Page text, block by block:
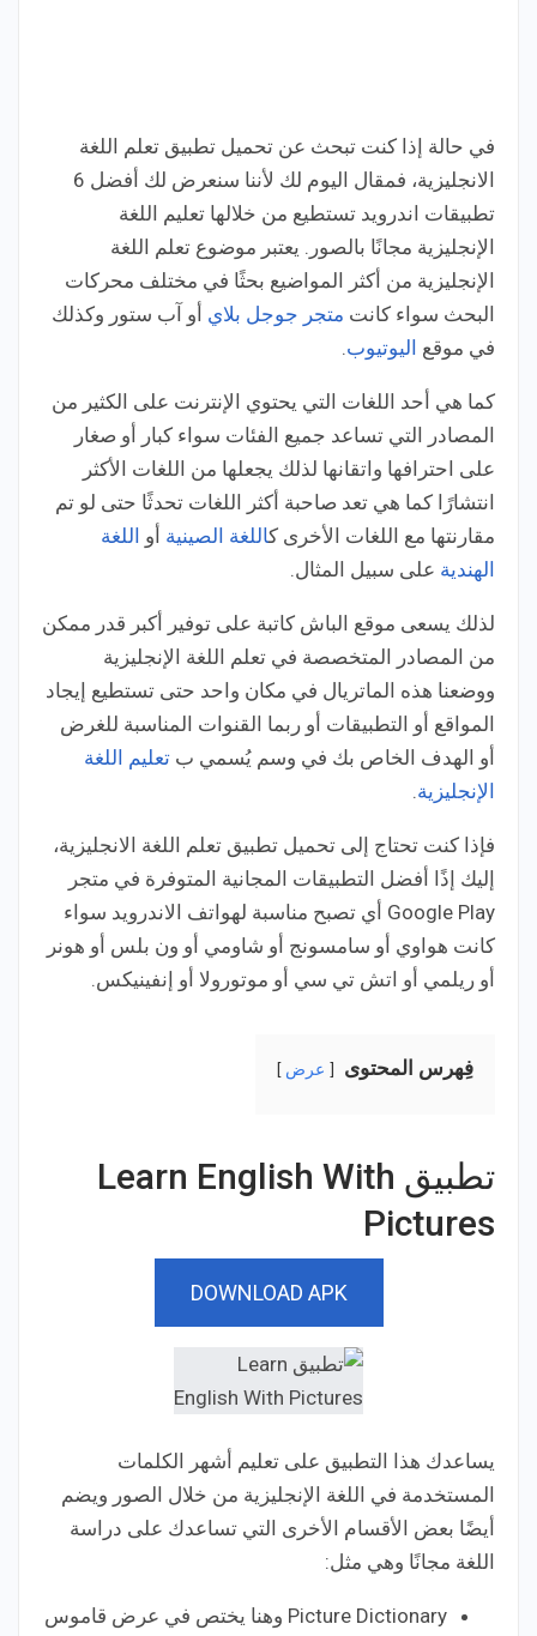
في حالة إذا كنت تبحث عن تحميل تطبيق تعلم اللغة
الانجليزية، فمقال اليوم لك لأننا سنعرض لك أفضل 6
تطبيقات اندرويد تستطيع من خلالها تعليم اللغة
الإنجليزية مجانًا بالصور. يعتبر موضوع تعلم اللغة
الإنجليزية من أكثر المواضيع بحثًا في مختلف محركات
البحث سواء كانت متجر جوجل بلاي أو آب ستور وكذلك
في موقع اليوتيوب.
كما هي أحد اللغات التي يحتوي الإنترنت على الكثير من
المصادر التي تساعد جميع الفئات سواء كبار أو صغار
على احترافها واتقانها لذلك يجعلها من اللغات الأكثر
انتشارًا كما هي تعد صاحبة أكثر اللغات تحدثًا حتى لو تم
مقارنتها مع اللغات الأخرى كاللغة الصينية أو اللغة
الهندية على سبيل المثال.
لذلك يسعى موقع الباش كاتبة على توفير أكبر قدر ممكن
من المصادر المتخصصة في تعلم اللغة الإنجليزية
ووضعنا هذه الماتريال في مكان واحد حتى تستطيع إيجاد
المواقع أو التطبيقات أو ربما القنوات المناسبة للغرض
أو الهدف الخاص بك في وسم يُسمي ب تعليم اللغة
الإنجليزية.
فإذا كنت تحتاج إلى تحميل تطبيق تعلم اللغة الانجليزية،
إليك إذًا أفضل التطبيقات المجانية المتوفرة في متجر
Google Play أي تصبح مناسبة لهواتف الاندرويد سواء
كانت هواوي أو سامسونج أو شاومي أو ون بلس أو هونر
أو ريلمي أو اتش تي سي أو موتورولا أو إنفينيكس.
فِهرس المحتوى عرض
تطبيق Learn English With
Pictures‏
DOWNLOAD APK
يساعدك هذا التطبيق على تعليم أشهر الكلمات
المستخدمة في اللغة الإنجليزية من خلال الصور ويضم
أيضًا بعض الأقسام الأخرى التي تساعدك على دراسة
اللغة مجانًا وهي مثل:
Picture Dictionary وهنا يختص في عرض قاموس